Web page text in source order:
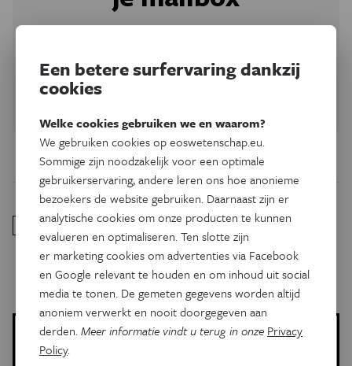
Schrijf je in op onze nieuwsbrief en ontvang elke woensdag
technologie van
Eos
planeetonderzoekers
MIT, Massachusetts, Verenigde Staten en
Max-Planck-Institut für Marine Mikrobiologie, Bremen, Duitsland
Meer over de volgende onderwerpen:
Geschiedenis
Een betere surfervaring dankzij
cookies
Welke cookies gebruiken we en waarom?
We gebruiken cookies op eoswetenschap.eu.
Sommige zijn noodzakelijk voor een optimale
gebruikerservaring, andere leren ons hoe anonieme
bezoekers de website gebruiken. Daarnaast zijn er
analytische cookies om onze producten te kunnen
evalueren en optimaliseren. Ten slotte zijn
er marketing cookies om advertenties via Facebook
en Google relevant te houden en om inhoud uit social
media te tonen. De gemeten gegevens worden altijd
anoniem verwerkt en nooit doorgegeven aan
derden.Meer informatie vindt u terug in onze Privacy
Policy.